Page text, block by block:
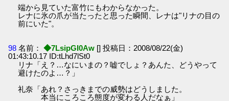
端から見ていた富竹にもわからなかった。
レナに氷の爪が当たったと思った瞬間、レナは"リナの目の
前にいた"。
98 名前： ◆7LsipGI0Aw [] 投稿日：2008/08/22(金)
01:43:10.17 ID:tLhd7lSt0
リナ「え？…なにいまの？嘘でしょ？あんた、どうやって
避けたのよ…？」
礼奈「あれ？さっきまでの威勢はどうしました。
本当にころころ態度が変わる人だなぁ」